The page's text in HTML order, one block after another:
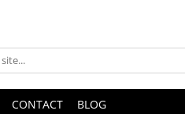
CONTACT BLOG